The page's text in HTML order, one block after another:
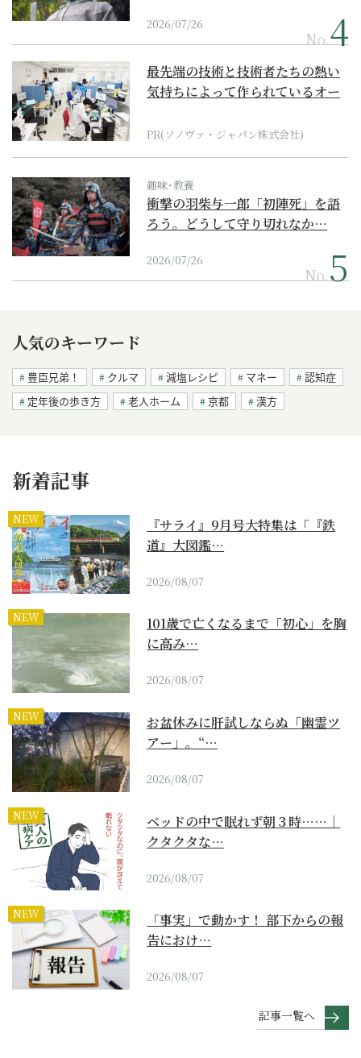
2026/07/26
No.
最先端の技術と技術者たちの熱い
気持ちによって作られているオー
PR(ソノヴァ・ジャパン株式会社)
趣味･教養
衝撃の羽柴与一郎「初陣死」を語
ろう。どうして守り切れなか…
2026/07/26
No.
人気のキーワード
豊臣兄弟！ クルマ 減塩レシピ マネー
認知症
定年後の歩き方
老人ホーム 京都 漢方
新着記事
NEW
『サライ』9月号大特集は「『鉄
道』大図鑑…
2026/08/07
NEW
101歳で亡くなるまで「初心」を胸
に高み…
2026/08/07
NEW
お盆休みに肝試しならぬ「幽霊ツ
アー」。“…
2026/08/07
NEW
ベッドの中で眠れず朝３時……｜
クタクタな…
2026/08/07
NEW
「事実」で動かす！ 部下からの報
告におけ…
2026/08/07
記事一覧へ